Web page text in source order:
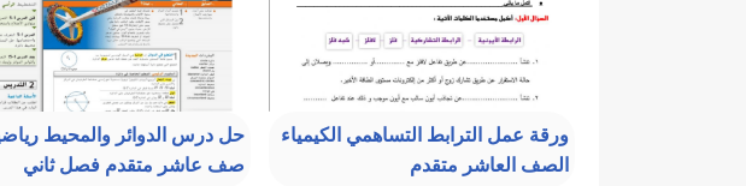
ورقة عمل الترابط التساهمي الكيمياء
الصف العاشر متقدم
حل درس الدوائر والمحيط
صف عاشر متقدم فصل ثاني